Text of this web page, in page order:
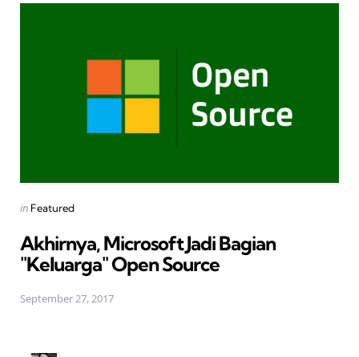
Posted
in Featured
Akhirnya, Microsoft Jadi Bagian
"Keluarga" Open Source
September 27, 2017